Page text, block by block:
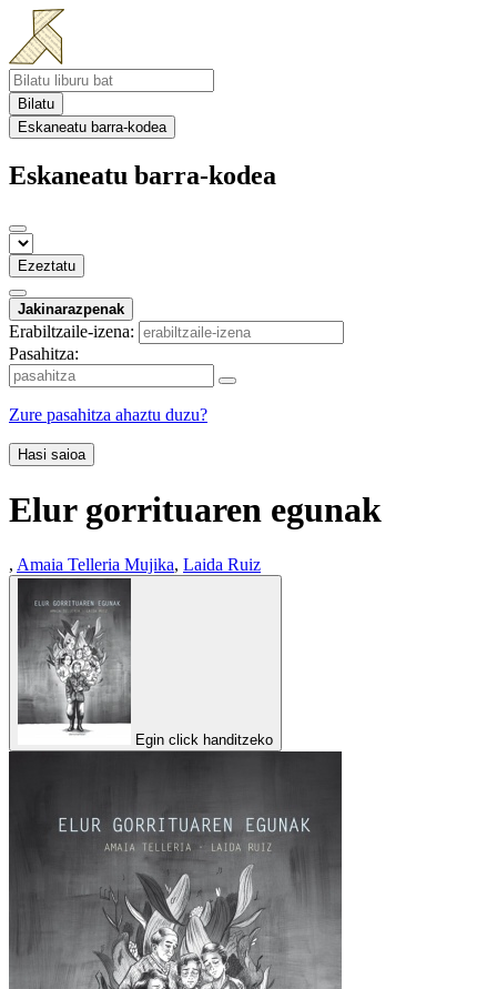
Bilatu
Eskaneatu barra-kodea
Eskaneatu barra-kodea
Ezeztatu
Jakinarazpenak
Erabiltzaile-izena:
Pasahitza:
Zure pasahitza ahaztu duzu?
Hasi saioa
Elur gorrituaren egunak
, Amaia Telleria Mujika, Laida Ruiz
Egin click handitzeko